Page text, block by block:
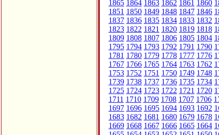
1865 1864 1863 1862 1861 1860
1851 1850 1849 1848 1847 1846
1837 1836 1835 1834 1833 1832
1823 1822 1821 1820 1819 1818
1809 1808 1807 1806 1805 1804
1795 1794 1793 1792 1791 1790
1781 1780 1779 1778 1777 1776
1767 1766 1765 1764 1763 1762
1753 1752 1751 1750 1749 1748
1739 1738 1737 1736 1735 1734
1725 1724 1723 1722 1721 1720
1711 1710 1709 1708 1707 1706
1697 1696 1695 1694 1693 1692
1683 1682 1681 1680 1679 1678
1669 1668 1667 1666 1665 1664